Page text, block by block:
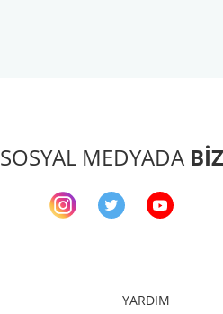
Gönder
SOSYAL MEDYADA BİZ
YARDIM